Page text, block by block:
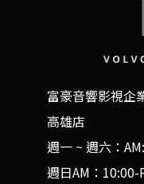
富豪音響影視企
高雄店
週一 ~ 週六：
週日AM：10:00-